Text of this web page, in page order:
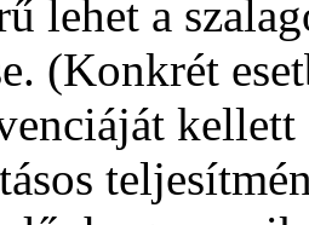
lehet a
(Konkrét